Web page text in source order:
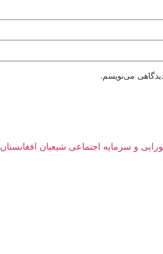
می‌نویسم.
و سرمایه اجتماعی شیعیان افغانستان